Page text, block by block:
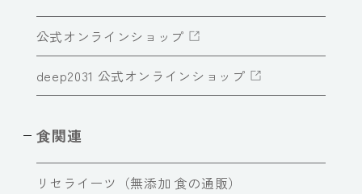
公式オンラインショップ
deep2031 公式オンラインショップ
食関連
リセライーツ（無添加 食の通販）